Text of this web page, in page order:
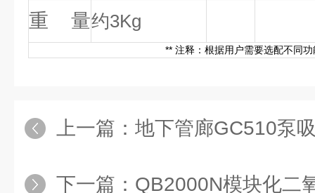
重 量约3Kg
** 注释：根据用户需要选配不同
上一篇： 地下管廊GC510泵
下一篇： QB2000N模块化二